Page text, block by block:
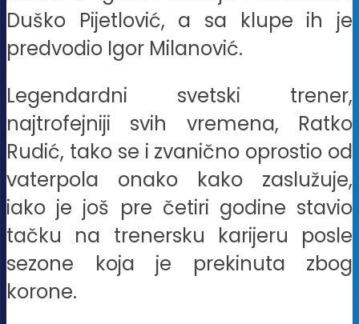
Duško Pijetlović, a sa klupe ih je
predvodio Igor Milanović.
Legendardni svetski trener,
najtrofejniji svih vremena, Ratko
Rudić, tako se i zvanično oprostio od
vaterpola onako kako zaslužuje,
iako je još pre četiri godine stavio
tačku na trenersku karijeru posle
sezone koja je prekinuta zbog
korone.